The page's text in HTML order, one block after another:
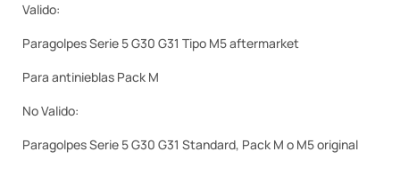
Valido:
Paragolpes Serie 5 G30 G31 Tipo M5 aftermarket
Para antinieblas Pack M
No Valido:
Paragolpes Serie 5 G30 G31 Standard, Pack M o M5 original